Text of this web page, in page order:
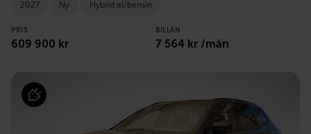
2027 Ny Hybrid el/bensin
PRIS
609 900 kr
BILLÅN
7 564 kr /mån